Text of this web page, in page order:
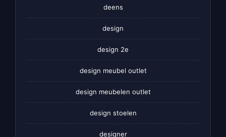
deens
design
design 2e
design meubel outlet
design meubelen outlet
design stoelen
designer